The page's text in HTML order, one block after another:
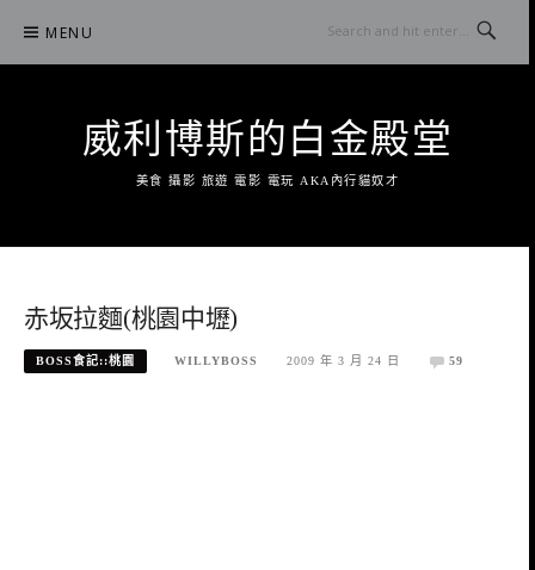
content
MENU
威利博斯的白金殿堂
美食 攝影 旅遊 電影 電玩 AKA內行貓奴才
赤坂拉麵(桃園中壢)
BOSS食記::桃園 WILLYBOSS 2009 年 3 月 24 日 59